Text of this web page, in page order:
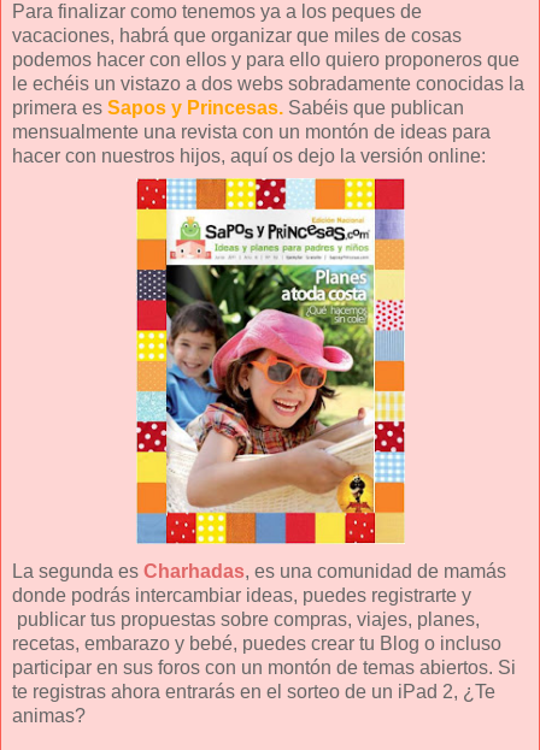
Para finalizar como tenemos ya a los peques de
vacaciones, habrá que organizar que miles de cosas
podemos hacer con ellos y para ello quiero proponeros que
le echéis un vistazo a dos webs sobradamente conocidas la
primera es Sapos y Princesas. Sabéis que publican
mensualmente una revista con un montón de ideas para
hacer con nuestros hijos, aquí os dejo la versión online:
La segunda es Charhadas, es una comunidad de mamás
donde podrás intercambiar ideas, puedes registrarte y
publicar tus propuestas sobre compras, viajes, planes,
recetas, embarazo y bebé, puedes crear tu Blog o incluso
participar en sus foros con un montón de temas abiertos. Si
te registras ahora entrarás en el sorteo de un iPad 2, ¿Te
animas?